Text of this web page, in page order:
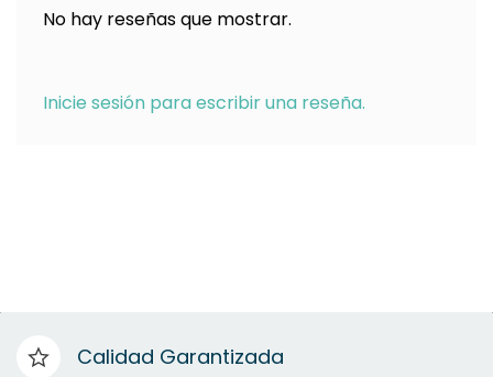
No hay reseñas que mostrar.
Inicie sesión para escribir una reseña.
Calidad Garantizada